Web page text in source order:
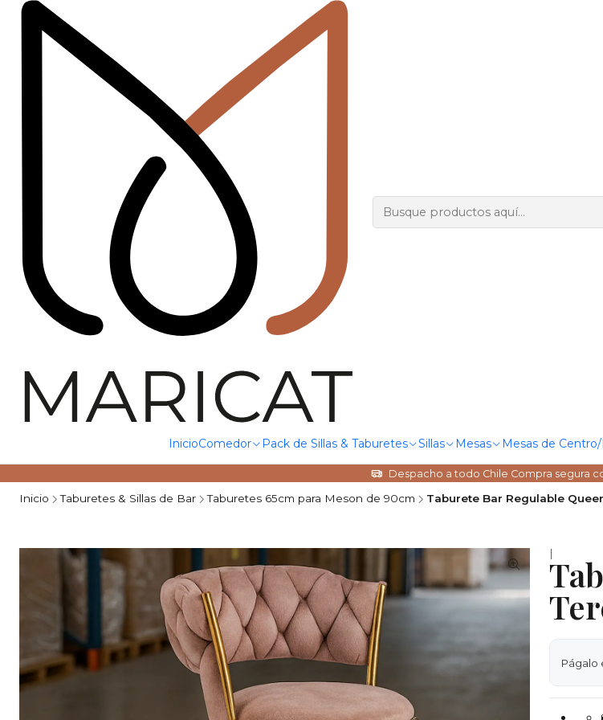
InicioComedor Pack de Sillas & Taburetes Sillas Mesas Mesas de
Despacho a todo Chile Compra segura
Inicio Taburetes & Sillas de Bar Taburetes 65cm para Meson de 90cm Taburete Bar Regulable
|
Págalo